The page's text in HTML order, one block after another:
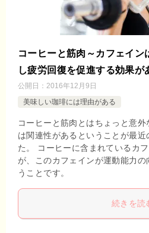
コーヒーと筋肉～カフェイン
し疲労回復を促進する効果が
公開日： 2016年12月9日
美味しい珈琲には理由がある
コーヒーと筋肉とはちょっと意
は関連性があるということが最
た。 コーヒーに含まれているカ
が、このカフェインが運動能力
うことです。
続きを読